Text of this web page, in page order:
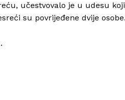
učestvovalo je u udesu koji
su povrijeđene dvije